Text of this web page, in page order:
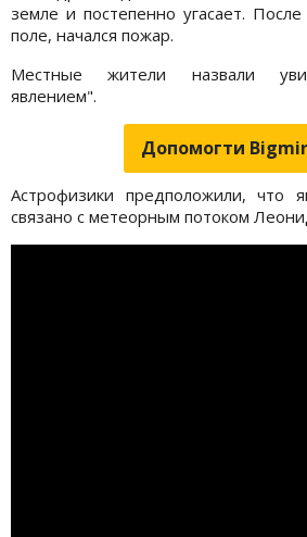
земле и постепенно угасает.
поле, начался пожар.
Местные жители назвали
явлением".
Допомогти
Астрофизики предположили, что
связано с метеорным потоком